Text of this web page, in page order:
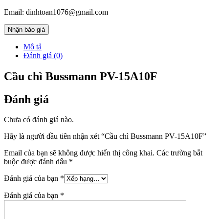
Email: dinhtoan1076@gmail.com
Nhận báo giá
Mô tả
Đánh giá (0)
Cầu chì Bussmann PV-15A10F
Đánh giá
Chưa có đánh giá nào.
Hãy là người đầu tiên nhận xét “Cầu chì Bussmann PV-15A10F”
Email của bạn sẽ không được hiển thị công khai. Các trường bắt
buộc được đánh dấu *
Đánh giá của bạn *
Đánh giá của bạn *